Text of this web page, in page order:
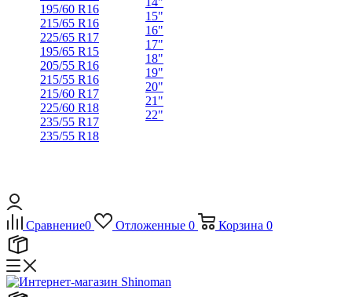
195/60 R16
215/65 R16
225/65 R17
195/65 R15
205/55 R16
215/55 R16
215/60 R17
225/60 R18
235/55 R17
235/55 R18
15"
16"
17"
18"
19"
20"
21"
22"
Сравнение0 Отложенные 0 Корзина 0